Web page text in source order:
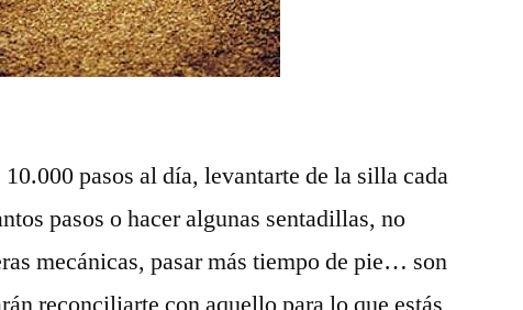
pasos al día, levantarte de la silla cada
pasos o hacer algunas sentadillas, no
mecánicas, pasar más tiempo de pie… son